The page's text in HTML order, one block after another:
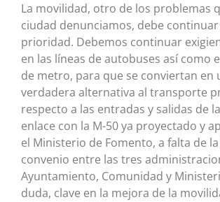
La movilidad, otro de los problemas
ciudad denunciamos, debe
prioridad. Debemos continuar
en las líneas de autobuses así como
de metro, para que se conviertan en
verdadera alternativa al transporte
respecto a las entradas y salidas de
enlace con la M-50 ya proyectado y
el Ministerio de Fomento, a falta de
convenio entre las tres
Ayuntamiento, Comunidad y
duda, clave en la mejora de la